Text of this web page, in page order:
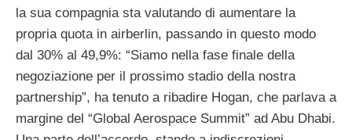
la sua compagnia sta valutando di aumentare la
propria quota in airberlin, passando in questo modo
dal 30% al 49,9%: “Siamo nella fase finale della
negoziazione per il prossimo stadio della nostra
partnership”, ha tenuto a ribadire Hogan, che parlava a
margine del “Global Aerospace Summit” ad Abu Dhabi.